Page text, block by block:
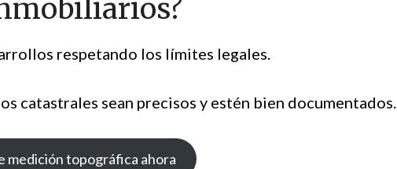
respetando los límites legales.
catastrales sean precisos y estén bien documentados.
medición topográfica ahora